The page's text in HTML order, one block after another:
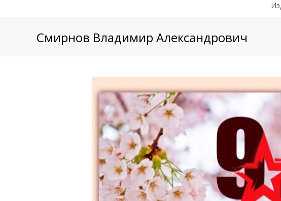
Смирнов Владимир Александрович